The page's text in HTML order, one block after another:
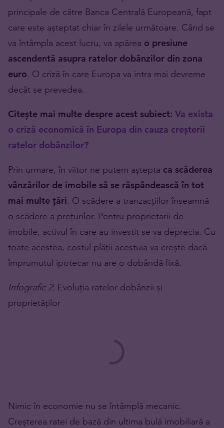
principale de către Banca Centrală Europeană, fapt
care este așteptat chiar în zilele următoare. Când se
va întâmpla acest lucru, va apărea o presiune
ascendentă asupra ratelor dobânzilor din zona
euro. O criză în care Europa va intra mai devreme
decât se prevedea.
Citește mai multe despre acest subiect: Va exista
o criză economică în Europa din cauza creșterii
ratelor dobânzilor?
Prin urmare, în viitor ne putem aștepta ca scăderea
vânzărilor de imobile să se răspândească în tot
mai multe țări. O scădere a tranzacțiilor înseamnă
o scădere a prețurilor. Pentru proprietarii de
imobile, activul în care au investit se va deprecia. Cu
toate acestea, costul plății acestuia va crește dacă
împrumutul ipotecar nu are o dobândă fixă.
Infografic 2: Evoluția ratelor dobânzii și
proprietăților
Nimic în economie nu se întâmplă mecanic.
Creșterea ratei de bază din ultima bulă imobiliară a